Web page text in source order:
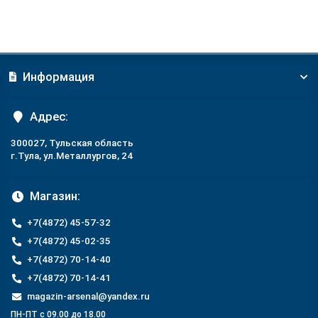
Информация
Адрес:
300027, Тульская область
г.Тула, ул.Металлургов, 24
Магазин:
+7(4872) 45-57-32
+7(4872) 45-02-35
+7(4872) 70-14-40
+7(4872) 70-14-41
magazin-arsenal@yandex.ru
ПН-ПТ с 09.00 до 18.00